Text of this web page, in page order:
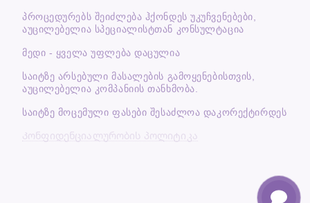
ᲞᲠᲝᲪᲔᲓᲣᲠᲔᲑᲡ ᲨᲔᲘᲫᲚᲔᲑᲐ ᲰᲥᲝᲜᲓᲔᲡ ᲣᲙᲣᲩᲕᲔᲜᲔᲑᲔᲑᲘ,
ᲐᲣᲪᲘᲚᲔᲑᲔᲚᲘᲐ ᲡᲞᲔᲪᲘᲐᲚᲘᲡᲢᲗᲐᲜ ᲙᲝᲜᲡᲣᲚᲢᲐᲪᲘᲐ
მედი - ყველა უფლება დაცულია
საიტზე არსებული მასალების გამოყენებისთვის,
აუცილებელია კომპანიის თანხმობა.
საიტზე მოცემული ფასები შესაძლოა დაკორექტირდეს
Კონფიდენციალურობის პოლიტიკა